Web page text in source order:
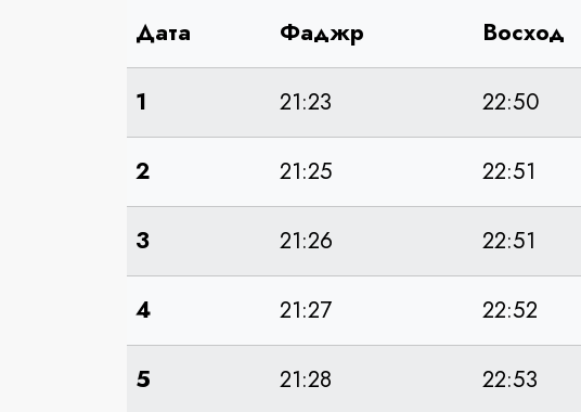
Дата Фаджр Восход
1 21:23 22:50
2 21:25 22:51
3 21:26 22:51
4 21:27 22:52
5 21:28 22:53